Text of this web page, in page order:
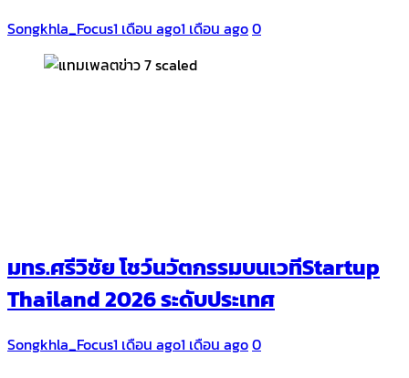
Songkhla_Focus1 เดือน ago1 เดือน ago0
มทร.ศรีวิชัย โชว์นวัตกรรมบนเวทีStartup
Thailand 2026 ระดับประเทศ
Songkhla_Focus1 เดือน ago1 เดือน ago0